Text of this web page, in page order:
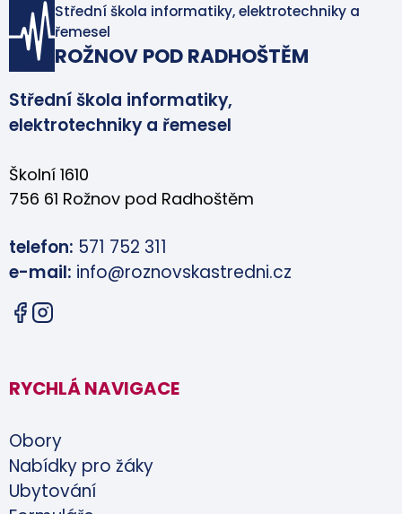
Střední škola informatiky, elektrotechniky a
řemesel
ROŽNOV POD RADHOŠTĚM
Střední škola informatiky,
elektrotechniky a řemesel
Školní 1610
756 61 Rožnov pod Radhoštěm
telefon: 571 752 311
e-mail: info@roznovskastredni.cz
RYCHLÁ NAVIGACE
Obory
Nabídky pro žáky
Ubytování